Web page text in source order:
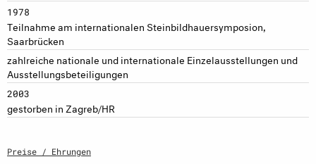
1978
Teilnahme am internationalen Steinbildhauersymposion,
Saarbrücken
zahlreiche nationale und internationale Einzelausstellungen und
Ausstellungsbeteiligungen
2003
gestorben in Zagreb/HR
Preise / Ehrungen